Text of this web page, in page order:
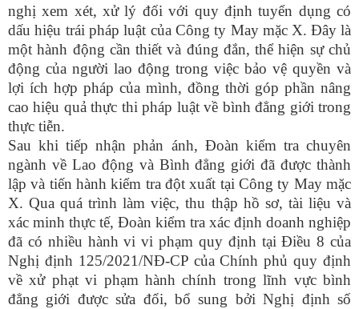
nghị xem xét, xử lý đối với quy định tuyển dụng có
dấu hiệu trái pháp luật của Công ty May mặc X. Đây là
một hành động cần thiết và đúng đắn, thể hiện sự chủ
động của người lao động trong việc bảo vệ quyền và
lợi ích hợp pháp của mình, đồng thời góp phần nâng
cao hiệu quả thực thi pháp luật về bình đẳng giới trong
thực tiễn.
Sau khi tiếp nhận phản ánh, Đoàn kiểm tra chuyên
ngành về Lao động và Bình đẳng giới đãđược thành
lập và tiến hành kiểm tra đột xuất tại Công ty May mặc
X. Qua quá trình làm việc, thu thập hồ sơ, tài liệu và
xác minh thực tế, Đoàn kiểm tra xác định doanh nghiệp
đã có nhiều hành vi vi phạm quy định tại Điều 8 của
Nghị định 125/2021/NĐ-CP củaChính phủ quy định
về xử phạt vi phạm hành chính trong lĩnh vực bình
đẳng giới được sửa đổi, bổ sung bởi Nghị định số